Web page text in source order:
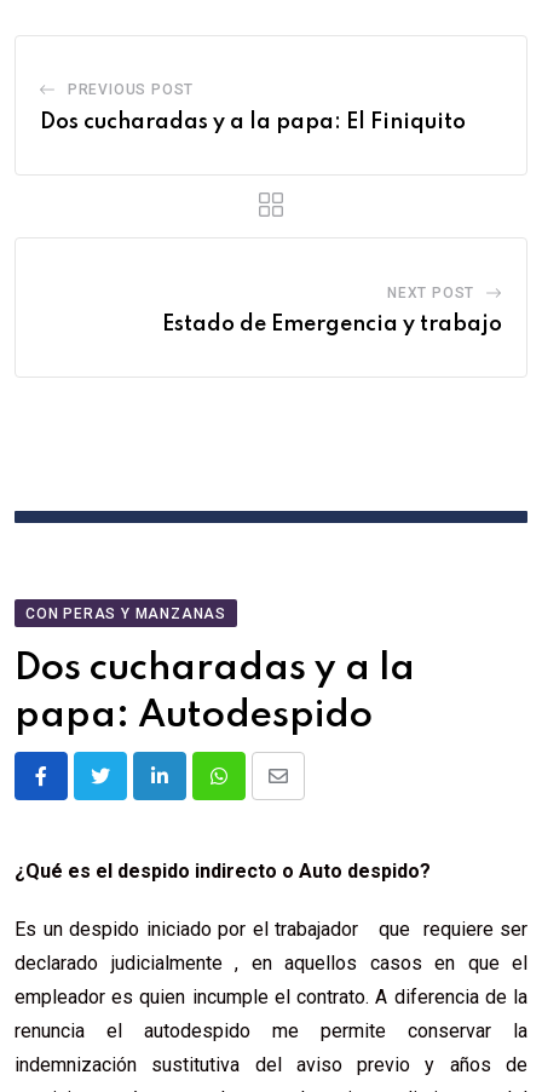
PREVIOUS POST
Dos cucharadas y a la papa: El Finiquito
NEXT POST
Estado de Emergencia y trabajo
CON PERAS Y MANZANAS
Dos cucharadas y a la
papa: Autodespido
¿Qué es el despido indirecto o Auto despido?
Es un despido iniciado por el trabajador que requiere ser
declarado judicialmente , en aquellos casos en que el
empleador es quien incumple el contrato. A diferencia de la
renuncia el autodespido me permite conservar la
indemnización sustitutiva del aviso previo y años de